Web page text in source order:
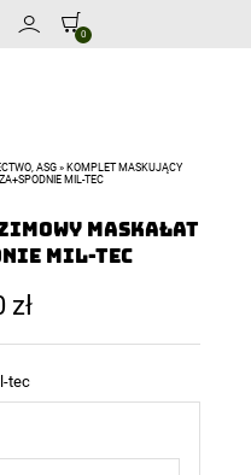
0
ASG » KOMPLET MASKUJĄCY
MIL-TEC
Maskałat
Mil-Tec
zł
tec